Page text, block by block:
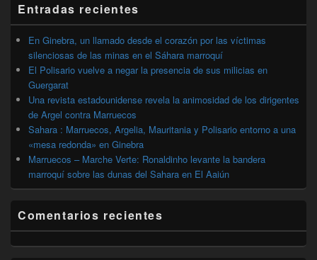
lateral
primaria
Entradas recientes
En Ginebra, un llamado desde el corazón por las víctimas
silenciosas de las minas en el Sáhara marroquí
El Polisario vuelve a negar la presencia de sus milicias en
Guergarat
Una revista estadounidense revela la animosidad de los dirigentes
de Argel contra Marruecos
Sahara : Marruecos, Argelia, Mauritania y Polisario entorno a una
«mesa redonda» en Ginebra
Marruecos – Marche Verte: Ronaldinho levante la bandera
marroquí sobre las dunas del Sahara en El Aaiún
Comentarios recientes